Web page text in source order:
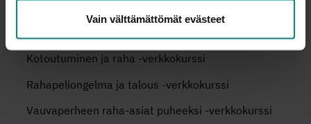
Vain välttämättömät evästeet
Kotoutuminen ja raha -verkkokurssi
Rahapeliongelma ja talous -verkkokurssi
Vauvaperheen raha-asiat puheeksi -verkkokurssi